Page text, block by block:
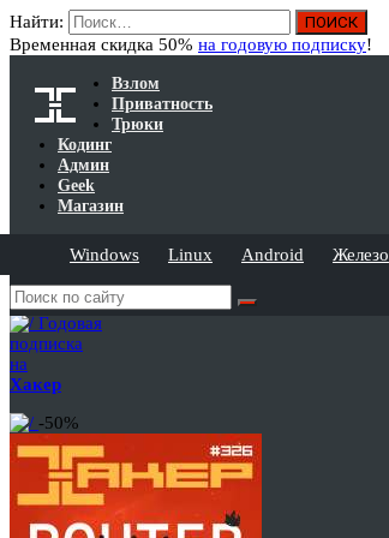
Найти:
Временная скидка 50% на годовую подписку!
Взлом
Приватность
Трюки
Кодинг
Админ
Geek
Магазин
Windows Linux Android Железо
Годовая
подписка
на
Хакер
-50%